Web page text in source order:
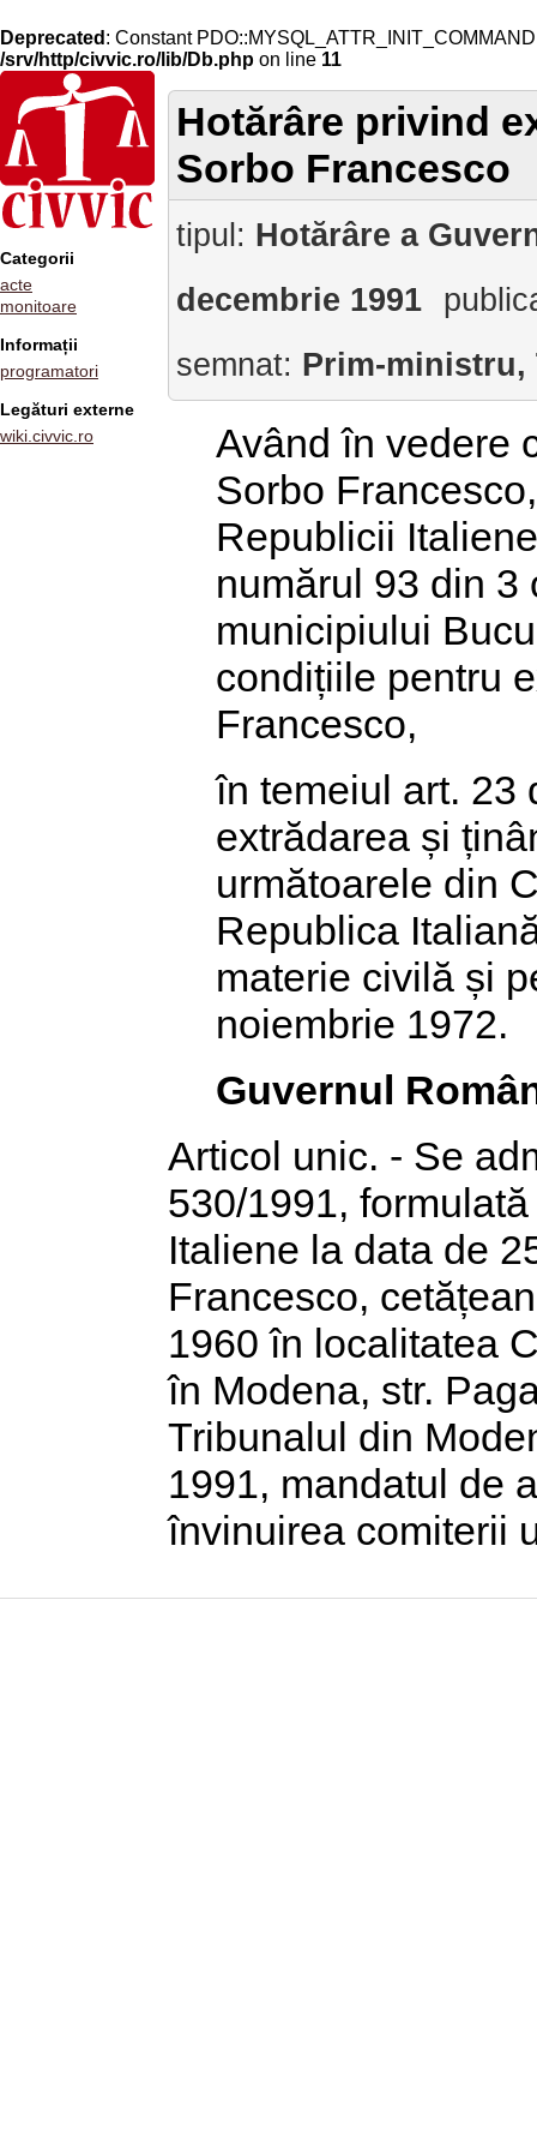
Deprecated : Constant
/srv/http/civvic.ro/lib/Db.php on line 11
Categorii
acte
monitoare
Informații
programatori
Legături externe
wiki.civvic.ro
Hotărâre privind
Sorbo Francesco
tipul: Hotărâre a
decembrie 1991
semnat: Prim-ministru,
Având în vedere
Sorbo
Republicii
numărul 93 din 3
municipiului
condițiile pentru
Francesco,
în temeiul art. 23
extrădarea și
următoarele din
Republica
materie civilă și
noiembrie 1972.
Guvernul
Articol unic. - Se
530/1991,
Italiene la data de
Francesco,
1960 în localitatea
în Modena, str.
Tribunalul din
1991, mandatul de
învinuirea comiterii